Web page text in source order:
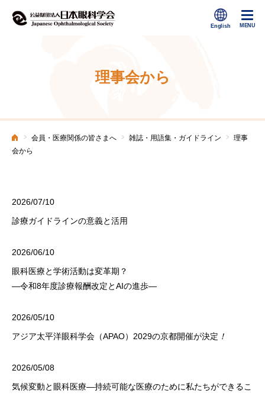
理事会から
ホーム
> 会員・医療関係の皆さまへ > 雑誌・用語集・ガイドライン > 理事
会から
2026/07/10
診療ガイドラインの意義と活用
2026/06/10
眼科医療と学術活動は変革期？
―令和8年度診療報酬改定とAIの進歩―
2026/05/10
アジア太平洋眼科学会（APAO）2029の京都開催が決定 ！
2026/05/08
気候変動と眼科医療―持続可能な医療のために私たちができるこ